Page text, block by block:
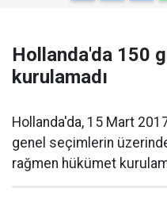
Hollanda'da 150
kurulamadı
Hollanda'da, 15 Mart
genel seçimlerin
rağmen hükümet